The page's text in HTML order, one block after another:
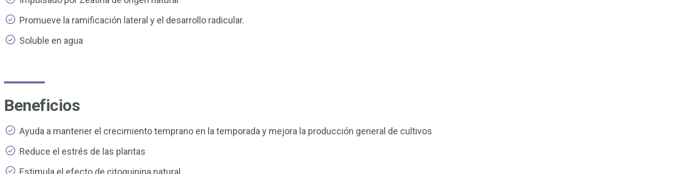
Promueve la ramificación lateral y el desarrollo radicular.
Soluble en agua
Beneficios
Ayuda a mantener el crecimiento temprano en la temporada y mejora la producción general de cultivos
Reduce el estrés de las plantas